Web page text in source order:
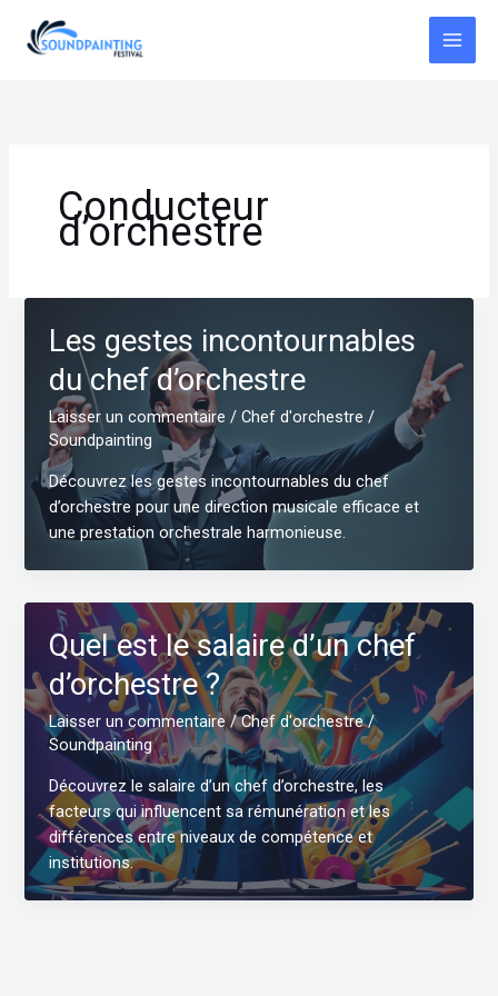
contenu
Conducteur
d’orchestre
Les gestes incontournables
du chef d’orchestre
Laisser un commentaire /Chef d'orchestre /
Soundpainting
Découvrez les gestes incontournables du chef
d’orchestre pour une direction musicale efficace et
une prestation orchestrale harmonieuse.
Quel est le salaire d’un chef
d’orchestre ?
Laisser un commentaire /Chef d'orchestre/
Soundpainting
Découvrez le salaire d’un chef d’orchestre, les
facteurs qui influencent sa rémunération et les
différences entre niveaux de compétence et
institutions.